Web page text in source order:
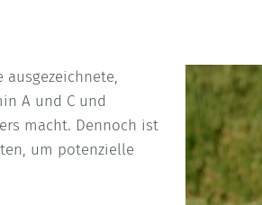
ausgezeichnete,
A und C und
macht. Dennoch ist
um potenzielle